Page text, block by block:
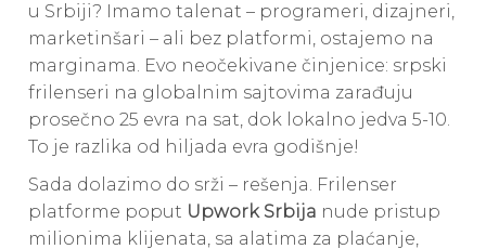
u Srbiji? Imamo talenat – programeri, dizajneri,
marketinšari – ali bez platformi, ostajemo na
marginama. Evo neočekivane činjenice: srpski
frilenseri na globalnim sajtovima zarađuju
prosečno 25 evra na sat, dok lokalno jedva 5-10.
To je razlika od hiljada evra godišnje!
Sada dolazimo do srži – rešenja. Frilenser
platforme poput Upwork Srbija nude pristup
milionima klijenata, sa alatima za plaćanje,